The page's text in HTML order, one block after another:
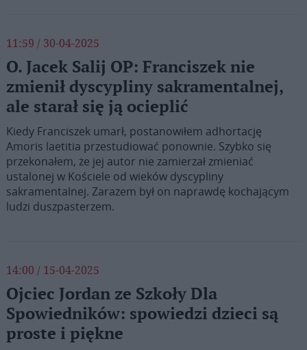
11:59 / 30-04-2025
O. Jacek Salij OP: Franciszek nie
zmienił dyscypliny sakramentalnej,
ale starał się ją ocieplić
Kiedy Franciszek umarł, postanowiłem adhortację
Amoris laetitia przestudiować ponownie. Szybko się
przekonałem, że jej autor nie zamierzał zmieniać
ustalonej w Kościele od wieków dyscypliny
sakramentalnej. Zarazem był on naprawdę kochającym
ludzi duszpasterzem.
14:00 / 15-04-2025
Ojciec Jordan ze Szkoły Dla
Spowiedników: spowiedzi dzieci są
proste i piękne